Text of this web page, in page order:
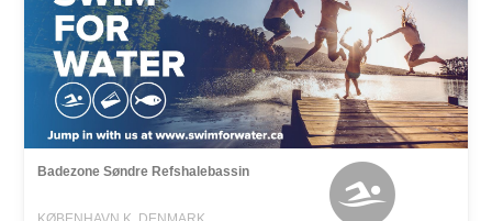
Badezone Søndre Refshalebassin